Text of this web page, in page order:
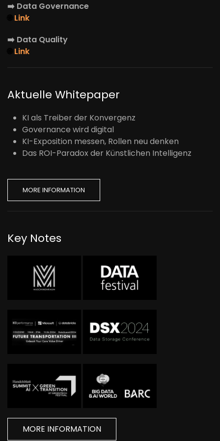
➡️ Data Governance
Link
➡️ Data Quality
Link
Aktuelle Whitepaper
KI als Treiber der Konvergenz
Governance wird digital
KI-Exposition messen, Rollen neu denken
Das ROI-Paradox der Künstlichen Intelligenz
MORE INFORMATION
Key Notes
MORE INFORMATION